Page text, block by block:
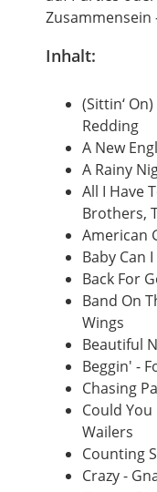
Zusammensein
Inhalt:
(Sittin‘
Redding
A New
A Rainy
All I Have
Brothers,
American
Baby Can
Back For
Band On
Wings
Beautiful
Beggin' -
Chasing
Could
Wailers
Counting
Crazy -